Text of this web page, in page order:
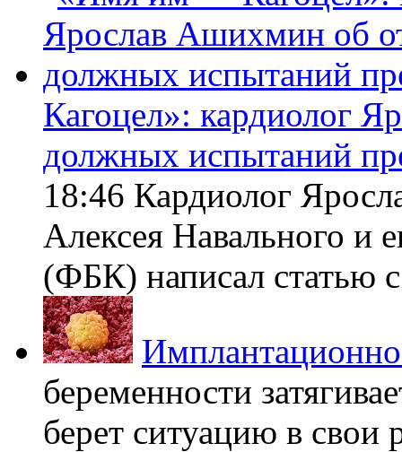
Кагоцел»: кардиолог
должных испытаний
18:46 Кардиолог
Алексея Навального и
(ФБК) написал статью
беременности
берет ситуацию в свои